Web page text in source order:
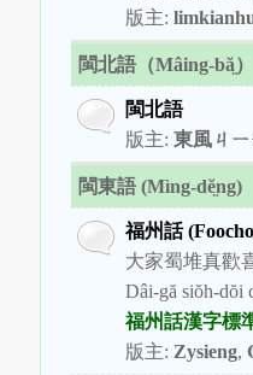
版主:
閩北語（Mâing-bă̤）
閩北語
版主: 東風ㄐㄧ
閩東語 (Mìng-dĕ̤ng)
福州話
大家蜀堆真歡
Dâi-gă siŏh-dŏi
福州話漢字標
版主: Zysieng,